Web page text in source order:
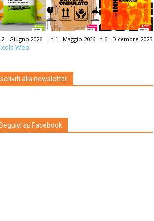
- Giugno 2026 n.1 - Maggio 2026 n.6 - Dicembre 2025
Web
alla newsletter
su Facebook